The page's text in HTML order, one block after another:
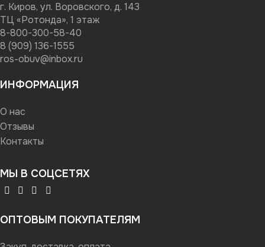
г. Киров, ул. Воровского, д. 143
ТЦ «Ротонда», 1 этаж
8-800-300-58-40
8 (909) 136-1555
ros-obuv@inbox.ru
ИНФОРМАЦИЯ
О нас
Отзывы
Контакты
МЫ В СОЦСЕТЯХ
ОПТОВЫМ ПОКУПАТЕЛЯМ